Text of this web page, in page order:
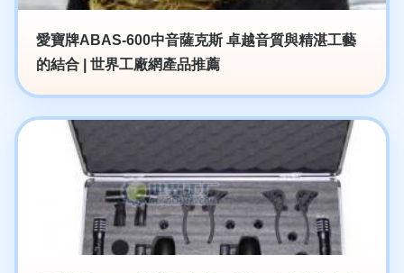
愛寶牌ABAS-600中音薩克斯 卓越音質與精湛工藝
的結合 | 世界工廠網產品推薦